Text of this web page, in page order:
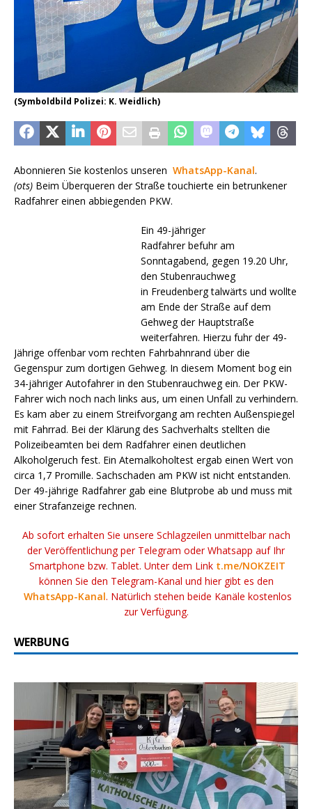
(Symboldbild Polizei: K. Weidlich)
Abonnieren Sie kostenlos unseren WhatsApp-Kanal.
(ots) Beim Überqueren der Straße touchierte ein betrunkener
Radfahrer einen abbiegenden PKW.
Ein 49-jähriger
Radfahrer befuhr am
Sonntagabend, gegen 19.20 Uhr,
den Stubenrauchweg
in Freudenberg talwärts und wollte
am Ende der Straße auf dem
Gehweg der Hauptstraße
weiterfahren. Hierzu fuhr der 49-
Jährige offenbar vom rechten Fahrbahnrand über die
Gegenspur zum dortigen Gehweg. In diesem Moment bog ein
34-jähriger Autofahrer in den Stubenrauchweg ein. Der PKW-
Fahrer wich noch nach links aus, um einen Unfall zu verhindern.
Es kam aber zu einem Streifvorgang am rechten Außenspiegel
mit Fahrrad. Bei der Klärung des Sachverhalts stellten die
Polizeibeamten bei dem Radfahrer einen deutlichen
Alkoholgeruch fest. Ein Atemalkoholtest ergab einen Wert von
circa 1,7 Promille. Sachschaden am PKW ist nicht entstanden.
Der 49-jährige Radfahrer gab eine Blutprobe ab und muss mit
einer Strafanzeige rechnen.
Ab sofort erhalten Sie unsere Schlagzeilen unmittelbar nach
der Veröffentlichung per Telegram oder Whatsapp auf Ihr
Smartphone bzw. Tablet. Unter dem Link t.me/NOKZEIT
können Sie den Telegram-Kanal und hier gibt es den
WhatsApp-Kanal. Natürlich stehen beide Kanäle kostenlos
zur Verfügung.
WERBUNG